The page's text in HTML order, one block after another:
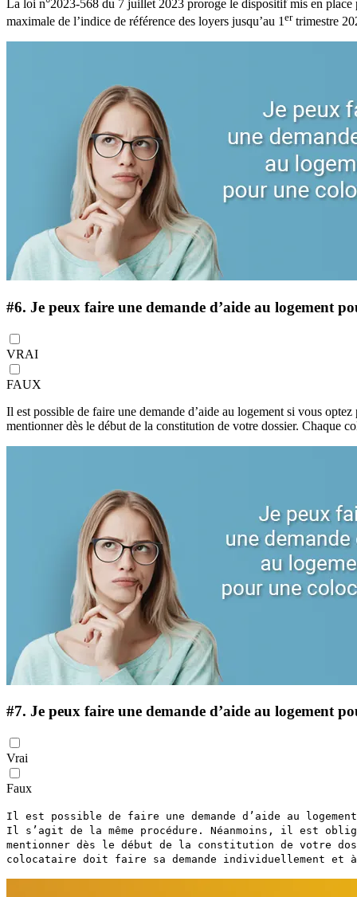
La loi n°2023-568 du 7 juillet 2023 proroge le dispositif mis en
maximale de l’indice de référence des loyers jusqu’au 1 ertrimestre
#6. Je peux faire une demande d’aide au logement
VRAI
FAUX
Il est possible de faire une demande d’aide au logement si vous
mentionner dès le début de la constitution de votre dossier. Chaque
#7. Je peux faire une demande d’aide au logement
Vrai
Faux
Il est possible de faire une demande d’aide au
Il s’agit de la même procédure. Néanmoins, il est
mentionner dès le début de la constitution de votre
colocataire doit faire sa demande individuellement et à